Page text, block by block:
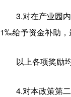
3.对在产业园
1‰给予资金补助，
以上各项奖励
4.对本政策第